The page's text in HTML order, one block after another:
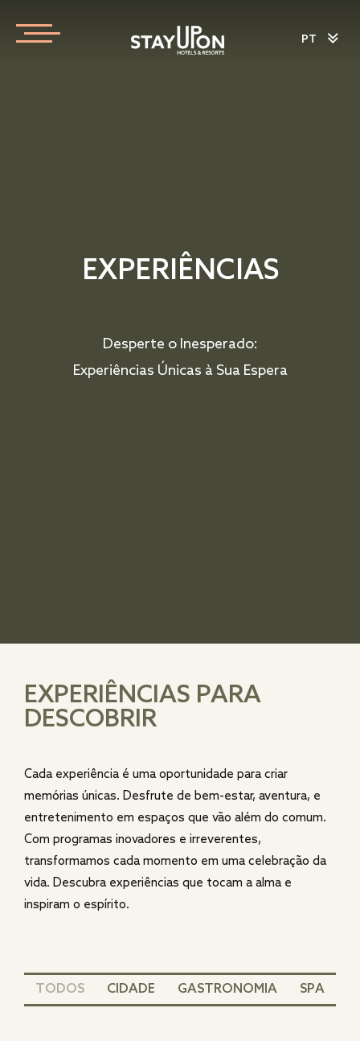
PT
EXPERIÊNCIAS
Desperte o Inesperado:
Experiências Únicas à Sua Espera
EXPERIÊNCIAS PARA
DESCOBRIR
Cada experiência é uma oportunidade para criar
memórias únicas. Desfrute de bem-estar, aventura, e
entretenimento em espaços que vão além do comum.
Com programas inovadores e irreverentes,
transformamos cada momento em uma celebração da
vida. Descubra experiências que tocam a alma e
inspiram o espírito.
TODOS CIDADE GASTRONOMIA SPA